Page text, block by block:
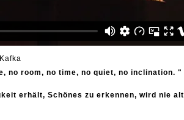
no room, no time, no quiet, no inclination. "
erhält, Schönes zu erkennen, wird nie alt